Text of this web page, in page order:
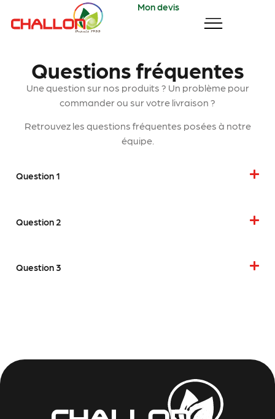
Mon devis
Questions fréquentes
Une question sur nos produits ? Un problème pour
commander ou sur votre livraison ?
Retrouvez les questions fréquentes posées à notre
équipe.
Question 1
Question 2
Question 3